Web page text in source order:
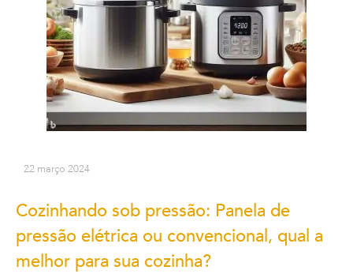
22 março 2024
Cozinhando sob pressão: Panela de
pressão elétrica ou convencional, qual a
melhor para sua cozinha?